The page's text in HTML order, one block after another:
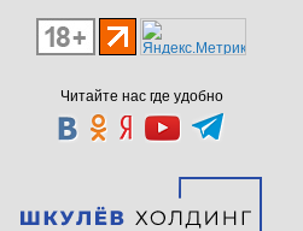
Читайте нас где удобно